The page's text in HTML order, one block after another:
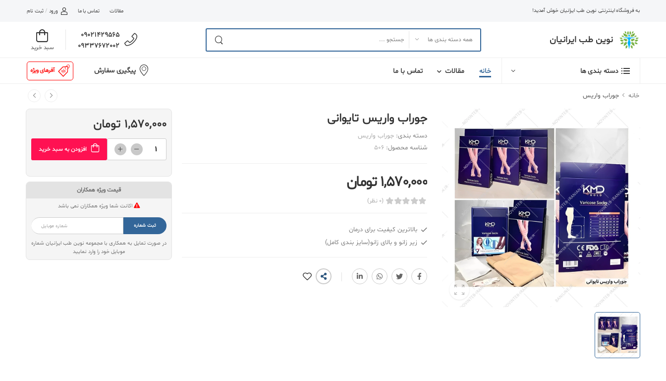
به فروشگاه اینترنتی نوین طب ایرانیان خوش آمدید! مقالات تماس با ما ورود / ثبت نام
نوین طب ایرانیان
09021429565
09337672002
سبد خرید
دسته بندی ها خانه مقالات تماس با ما پیگیری سفارش آفرهای ویژه
خانه جوراب واریس
جوراب واریس تایوانی
دسته بندی: جوراب واریس
شناسه محصول: 506
1,570,000 تومان
(0 نظر)
بالاترین کیفیت برای درمان
زیر زانو و بالای زانو(سایز بندی کامل)
1,570,000 تومان
افزودن به سبد خرید
قیمت ویژه همکاران
اکانت شما ویژه همکاران نمی باشد
ثبت شماره
در صورت تمایل به همکاری با مجموعه نوین طب ایرانیان شماره
موبایل خود را وارد نمایید